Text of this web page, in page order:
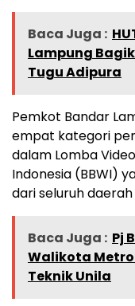
Baca Juga :
Lampung
Tugu Adipura
Pemkot Bandar
empat kategori
dalam Lomba
Indonesia (BBWI)
dari seluruh daerah
Baca Juga : Pj
Walikota Metro
Teknik Unila